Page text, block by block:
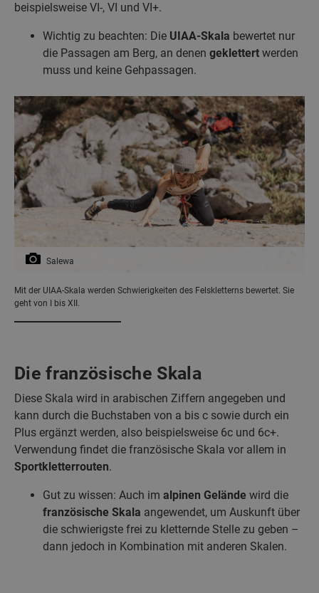
beispielsweise VI-, VI und VI+.
Wichtig zu beachten: Die UIAA-Skala bewertet nur
die Passagen am Berg, an denen geklettert werden
muss und keine Gehpassagen.
Salewa
Mit der UIAA-Skala werden Schwierigkeiten des Felskletterns bewertet. Sie
geht von I bis XII.
Die französische Skala
Diese Skala wird in arabischen Ziffern angegeben und
kann durch die Buchstaben von a bis c sowie durch ein
Plus ergänzt werden, also beispielsweise 6c und 6c+.
Verwendung findet die französische Skala vor allem in
Sportkletterrouten.
Gut zu wissen: Auch im alpinen Gelände wird die
französische Skala angewendet, um Auskunft über
die schwierigste frei zu kletternde Stelle zu geben –
dann jedoch in Kombination mit anderen Skalen.